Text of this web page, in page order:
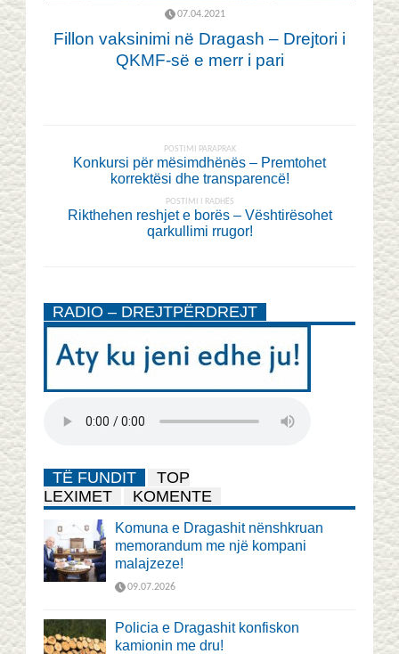
07.04.2021
Fillon vaksinimi në Dragash – Drejtori i
QKMF-së e merr i pari
POSTIMI PARAPRAK
Konkursi për mësimdhënës – Premtohet
korrektësi dhe transparencë!
POSTIMI I RADHËS
Rikthehen reshjet e borës – Vështirësohet
qarkullimi rrugor!
RADIO – DREJTPËRDREJT
TË FUNDIT
TOP
LEXIMET
KOMENTE
Komuna e Dragashit nënshkruan
memorandum me një kompani
malajzeze!
09.07.2026
Policia e Dragashit konfiskon
kamionin me dru!